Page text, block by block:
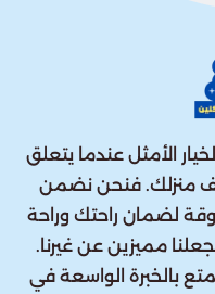
الأمثل عندما يتعلق
منزلك. فنحن نضمن
لضمان راحتك وراحة
مميزين عن غيرنا.
بالخبرة الواسعة في